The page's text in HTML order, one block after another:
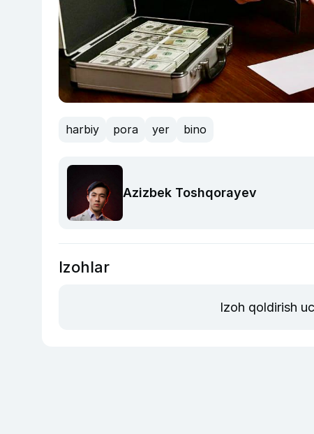
harbiy pora yer bino
Azizbek Toshqorayev
Izohlar
Izoh qoldirish